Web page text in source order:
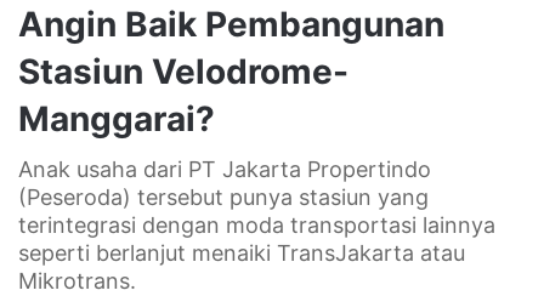
Angin Baik Pembangunan
Stasiun Velodrome-
Manggarai?
Anak usaha dari PT Jakarta Propertindo
(Peseroda) tersebut punya stasiun yang
terintegrasi dengan moda transportasi lainnya
seperti berlanjut menaiki TransJakarta atau
Mikrotrans.